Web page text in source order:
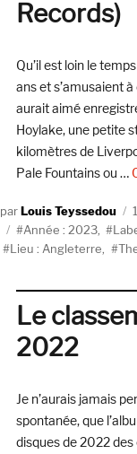
besoin
freiner »
Records)
Qu’il est loin le
ans et s’amusaient
aurait aimé
Hoylake, une petite
kilomètres de
Pale Fountains ou …
AuteurLouis Teyssedou
Étiquettes
Année : 2023
Lieu : Angleterre
Le
2022
Je n’aurais jamais
spontanée, que
disques de 2022